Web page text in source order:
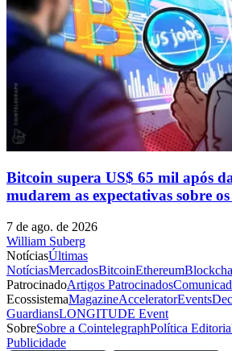
Bitcoin supera US$ 65 mil após
mudarem as expectativas sobre
7 de ago. de 2026
William Suberg
NotíciasÚltimas
NotíciasMercadosBitcoinEthereum
PatrocinadoArtigos Patrocinados
EcossistemaMagazineAcceleratorEvents
GuardiansLONGITUDE Event
SobreSobre a CointelegraphPolítica
Publicidade